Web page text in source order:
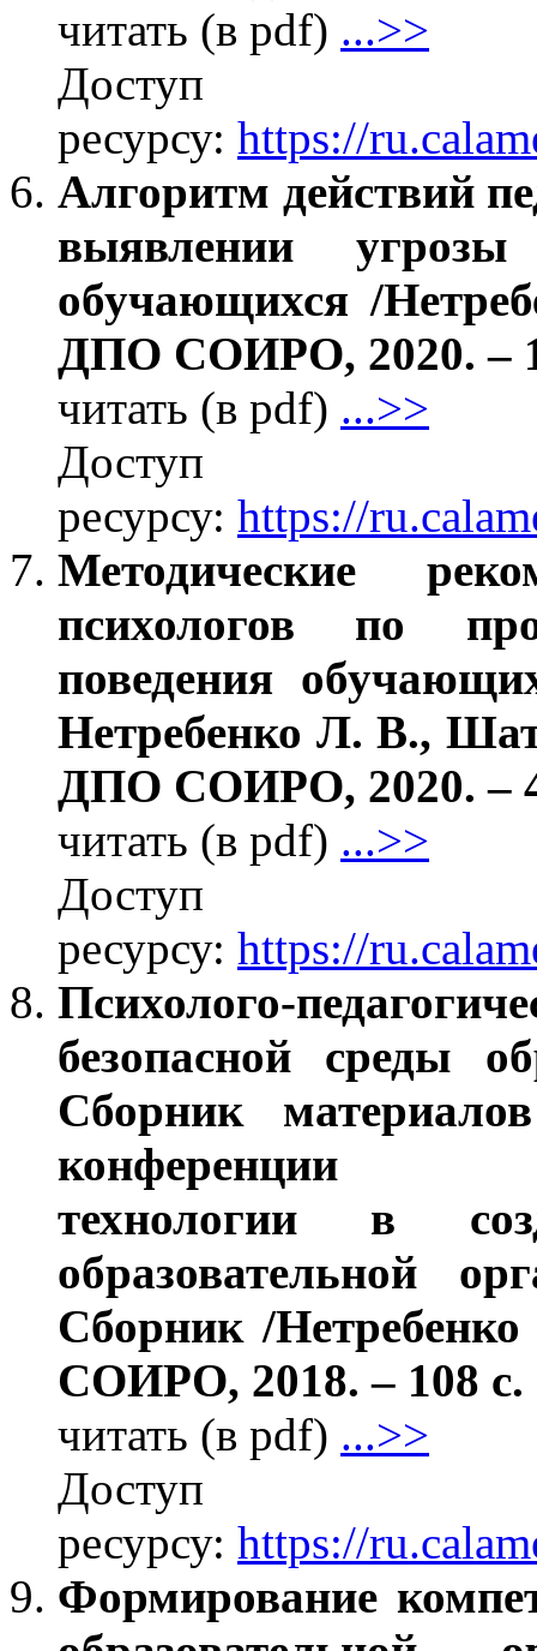
читать (в pdf) ...>>
ресурсу: https://
Алгоритм действий
выявлении угрозы
обучающихся /
ДПО СОИРО, 2020. –
читать (в pdf) ...>>
ресурсу: https://
Методические
психологов по
поведения
Нетребенко Л. В.,
ДПО СОИРО, 2020. –
читать (в pdf) ...>>
ресурсу: https://
Психолого-
безопасной среды
Сборник
конференции
технологии в
образовательной
Сборник /
СОИРО, 2018. – 108 с.
читать (в pdf) ...>>
ресурсу: https://
Формирование